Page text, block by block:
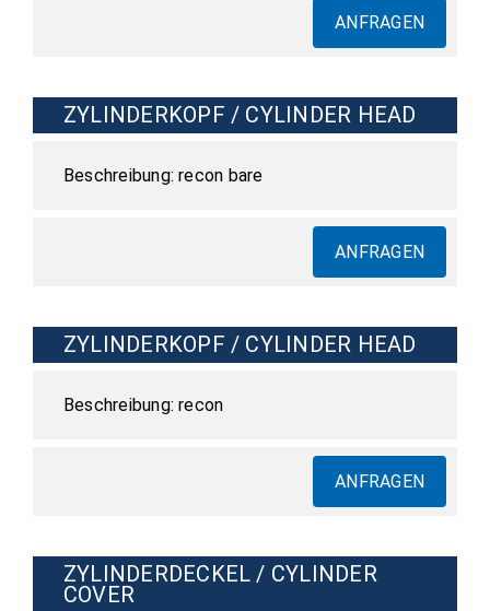
ANFRAGEN
ZYLINDERKOPF / CYLINDER HEAD
recon bare
ANFRAGEN
ZYLINDERKOPF / CYLINDER HEAD
recon
ANFRAGEN
ZYLINDERDECKEL / CYLINDER
COVER